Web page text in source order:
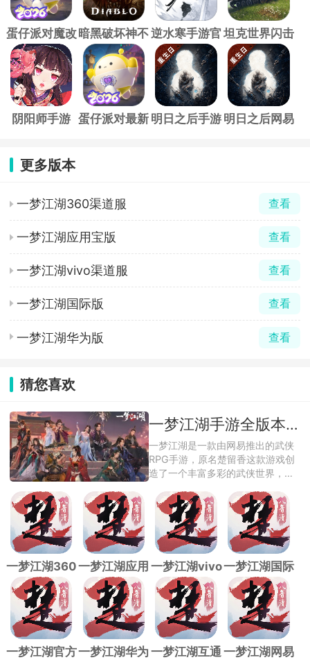
蛋仔派对魔改
版本最新版
暗黑破坏神不
朽官方正版
逆水寒手游官
方版
坦克世界闪击
战官服
阴阳师手游 蛋仔派对最新 明日之后手游 明日之后网易
更多版本
一梦江湖360渠道服 查看
一梦江湖应用宝版 查看
一梦江湖vivo渠道服 查看
一梦江湖国际版 查看
一梦江湖华为版 查看
猜您喜欢
一梦江湖手游全版本合集
一梦江湖是一款由网易推出的武侠
RPG手游，原名楚留香这款游戏创
造了一个丰富多彩的武侠世界，让
一梦江湖360
渠道服
一梦江湖应用
宝版
一梦江湖vivo
渠道服
一梦江湖国际
版
一梦江湖官方一梦江湖华为 一梦江湖互通一梦江湖网易